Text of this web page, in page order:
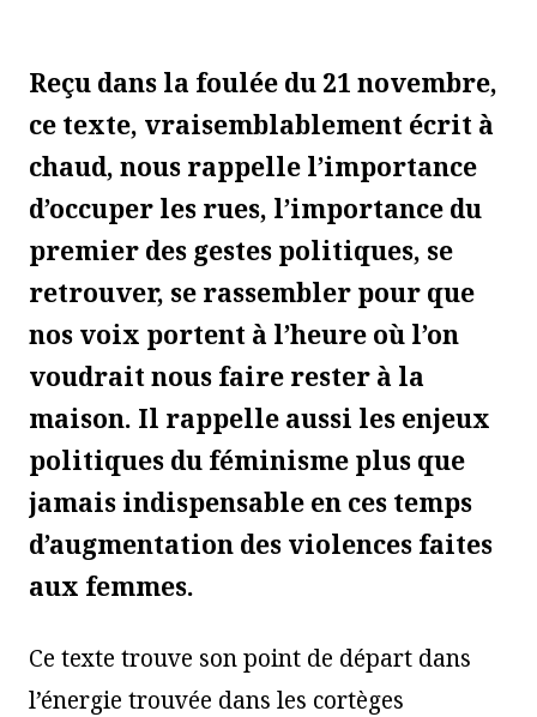
Reçu dans la foulée du 21 novembre,
ce texte, vraisemblablement écrit à
chaud, nous rappelle l’importance
d’occuper les rues, l’importance du
premier des gestes politiques, se
retrouver, se rassembler pour que
nos voix portent à l’heure où l’on
voudrait nous faire rester à la
maison. Il rappelle aussi les enjeux
politiques du féminisme plus que
jamais indispensable en ces temps
d’augmentation des violences faites
aux femmes.
Ce texte trouve son point de départ dans
l’énergie trouvée dans les cortèges